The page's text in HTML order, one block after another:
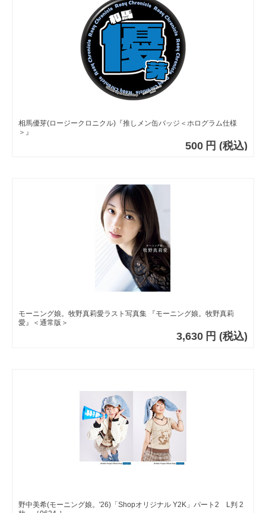
相馬優芽(ロージークロニクル)『推しメン缶バッジ＜ホログラム仕様
＞』
500 円 (税込)
モーニング娘。牧野真莉愛ラスト写真集 『モーニング娘。牧野真莉
愛』＜通常版＞
3,630 円 (税込)
野中美希(モーニング娘。'26)「Shopオリジナル Y2K」パート2 L判 2